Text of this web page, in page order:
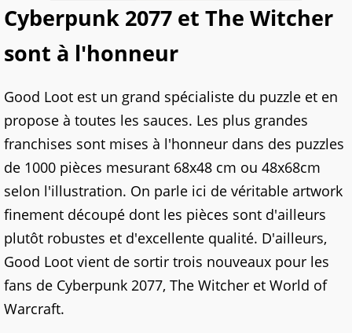
Cyberpunk 2077 et The Witcher
sont à l'honneur
Good Loot est un grand spécialiste du puzzle et en
propose à toutes les sauces. Les plus grandes
franchises sont mises à l'honneur dans des puzzles
de 1000 pièces mesurant 68x48 cm ou 48x68cm
selon l'illustration. On parle ici de véritable artwork
finement découpé dont les pièces sont d'ailleurs
plutôt robustes et d'excellente qualité. D'ailleurs,
Good Loot vient de sortir trois nouveaux pour les
fans de Cyberpunk 2077, The Witcher et World of
Warcraft.